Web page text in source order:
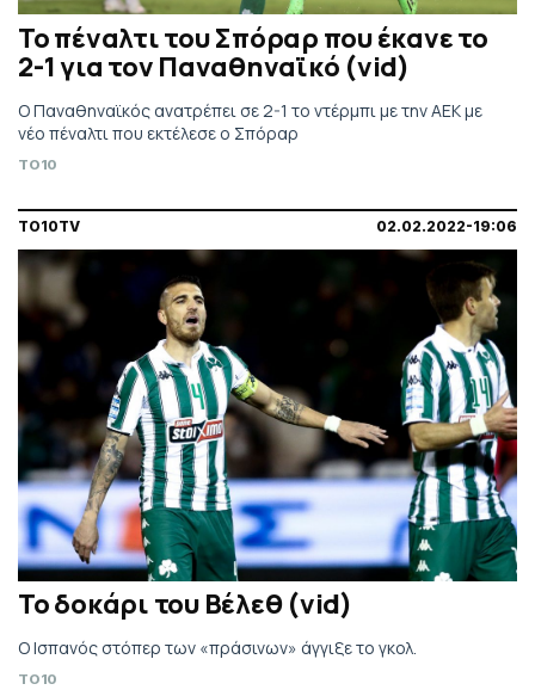
Το πέναλτι του Σπόραρ που έκανε το
2-1 για τον Παναθηναϊκό (vid)
Ο Παναθηναϊκός ανατρέπει σε 2-1 το ντέρμπι με την ΑΕΚ με
νέο πέναλτι που εκτέλεσε ο Σπόραρ
TO10
TO10TV 02.02.2022-19:06
Το δοκάρι του Βέλεθ (vid)
Ο Ισπανός στόπερ των «πράσινων» άγγιξε το γκολ.
TO10